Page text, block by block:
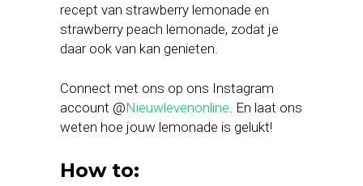
recept van strawberry lemonade en
strawberry peach lemonade, zodat je
daar ook van kan genieten.
Connect met ons op ons Instagram
account @Nieuwlevenonline. En laat ons
weten hoe jouw lemonade is gelukt!
How to: